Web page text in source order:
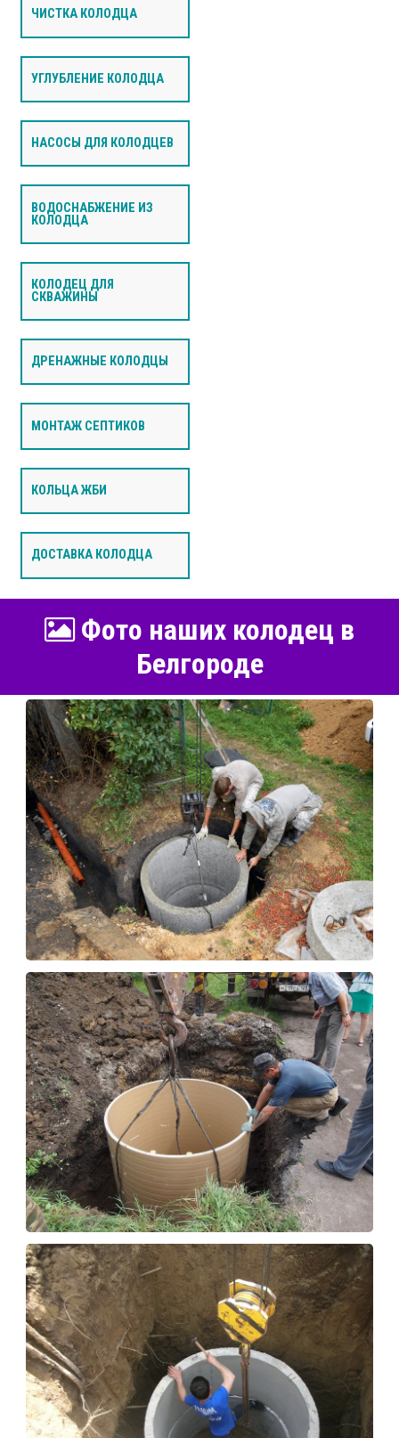
ЧИСТКА КОЛОДЦА
УГЛУБЛЕНИЕ КОЛОДЦА
НАСОСЫ ДЛЯ КОЛОДЦЕВ
ВОДОСНАБЖЕНИЕ ИЗ
КОЛОДЦА
КОЛОДЕЦ ДЛЯ
СКВАЖИНЫ
ДРЕНАЖНЫЕ КОЛОДЦЫ
МОНТАЖ СЕПТИКОВ
КОЛЬЦА ЖБИ
ДОСТАВКА КОЛОДЦА
Фото наших колодец в
Белгороде